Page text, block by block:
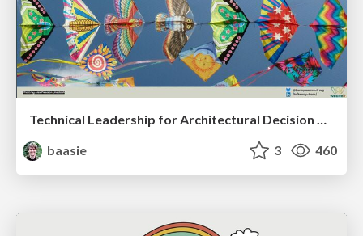
Technical Leadership for Architectural Decision Making
baasie
3 460